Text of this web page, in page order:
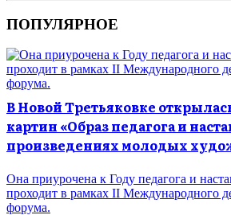
ПОПУЛЯРНОЕ
В Новой Третьяковке
картин «Образ педагога и
произведениях молодых
Она приурочена к Году педагога и
проходит в рамках II Международного
форума.